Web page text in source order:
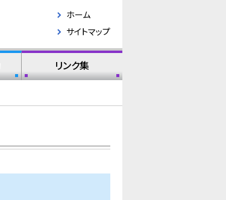
ホーム
サイトマップ
リンク集